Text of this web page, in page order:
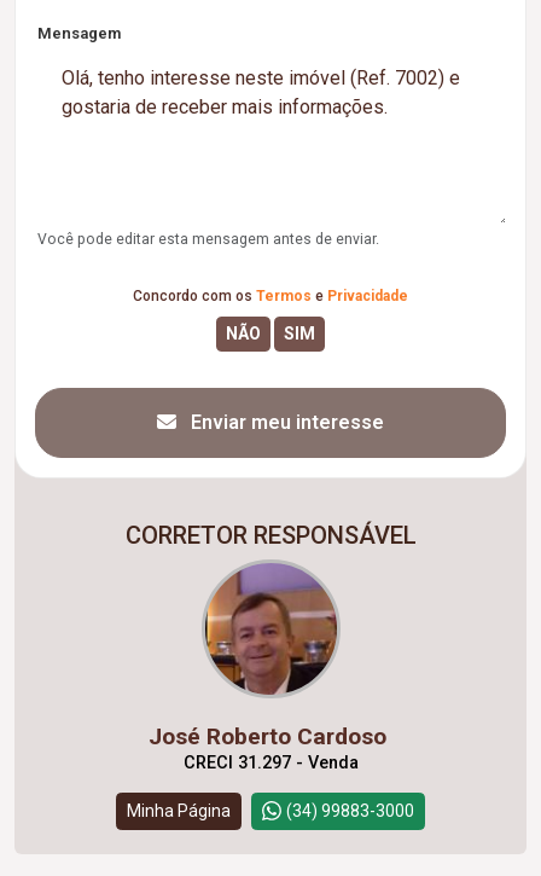
Mensagem
Você pode editar esta mensagem antes de enviar.
Concordo com os Termos e Privacidade
Enviar meu interesse
CORRETOR RESPONSÁVEL
José Roberto Cardoso
CRECI 31.297 - Venda
Minha Página (34) 99883-3000